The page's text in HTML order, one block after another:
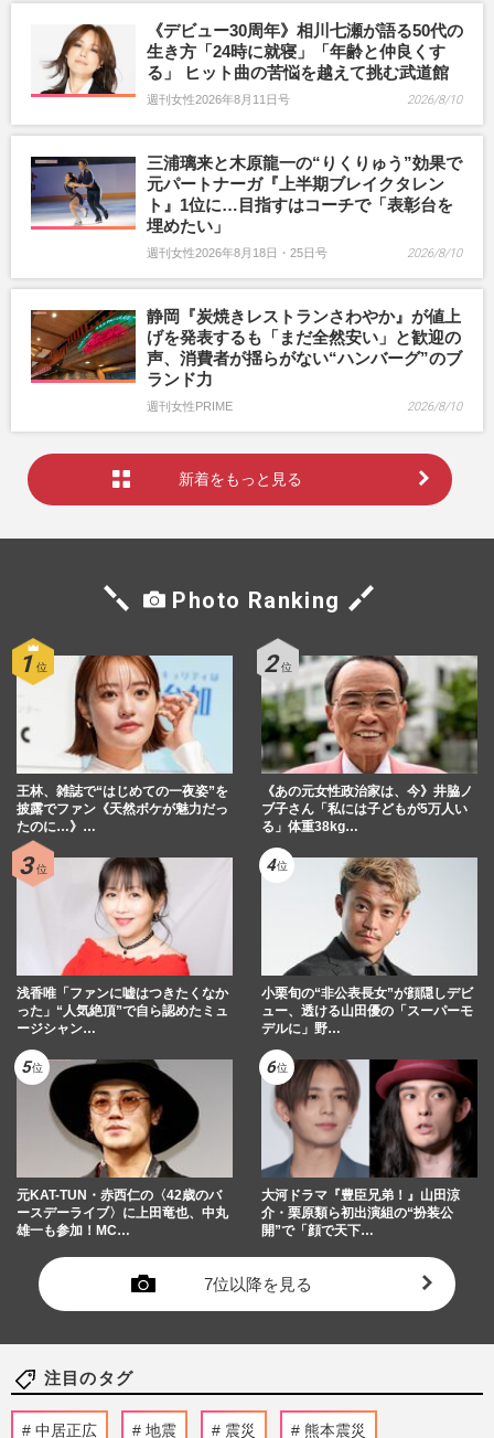
《デビュー30周年》相川七瀬が語る50代の
生き方「24時に就寝」「年齢と仲良くす
る」 ヒット曲の苦悩を越えて挑む武道館
週刊女性2026年8月11日号 2026/8/10
三浦璃来と木原龍一の“りくりゅう”効果で
元パートナーガ『上半期ブレイクタレン
ト』1位に…目指すはコーチで「表彰台を
埋めたい」
週刊女性2026年8月18日・25日号 2026/8/10
静岡『炭焼きレストランさわやか』が値上
げを発表するも「まだ全然安い」と歓迎の
声、消費者が揺らがない“ハンバーグ”のブ
ランド力
週刊女性PRIME 2026/8/10
新着をもっと見る
Photo Ranking
王林、雑誌で“はじめての一夜姿”を
披露でファン《天然ボケが魅力だっ
たのに…》…
《あの元女性政治家は、今》井脇ノ
ブ子さん「私には子どもが5万人い
る」体重38kg…
浅香唯「ファンに嘘はつきたくなか
った」“人気絶頂”で自ら認めたミュ
ージシャン…
小栗旬の“非公表長女”が顔隠しデビ
ュー、透ける山田優の「スーパーモ
デルに」野…
元KAT-TUN・赤西仁の〈42歳のバ
ースデーライブ〉に上田竜也、中丸
雄一も参加！MC…
大河ドラマ『豊臣兄弟！』山田涼
介・栗原類ら初出演組の“扮装公
開”で「顔で天下…
7位以降を見る
注目のタグ
中居正広 地震 震災 熊本震災